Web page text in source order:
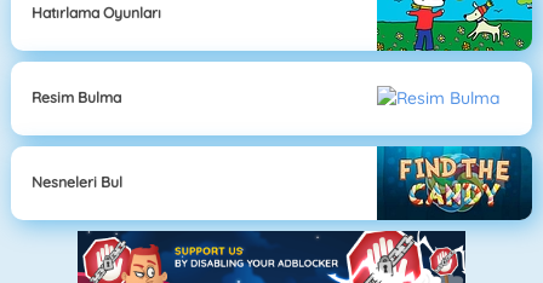
Hatırlama Oyunları
Resim Bulma
Nesneleri Bul